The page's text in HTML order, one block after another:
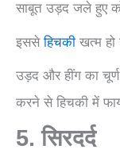
साबूत उड़द जले हुए
इससेहिचकी खत्म हो
उड़द और हींग का
करने से हिचकी में
5. सिरदर्द